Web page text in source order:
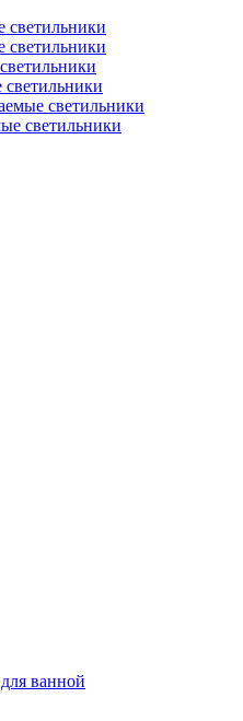
светильники
светильники
светильники
светильники
светильники
ванной